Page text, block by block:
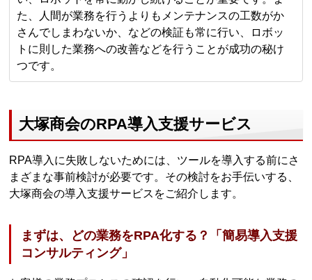
た、人間が業務を行うよりもメンテナンスの工数がか
さんでしまわないか、などの検証も常に行い、ロボッ
トに則した業務への改善などを行うことが成功の秘け
つです。
大塚商会のRPA導入支援サービス
RPA導入に失敗しないためには、ツールを導入する前にさ
まざまな事前検討が必要です。その検討をお手伝いする、
大塚商会の導入支援サービスをご紹介します。
まずは、どの業務をRPA化する？「簡易導入支援
コンサルティング」